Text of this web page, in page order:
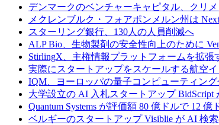
デンマークのベンチャーキャピタル、クリ
メクレンブルク・フォアポンメルン州は
スターリング銀行、130人の人員削減へ
ALP Bio、生物製剤の安全性向上のために
StirlingX、主権情報プラットフォームを拡
実際にスタートアップをスケールする航空
IQM、ヨーロッパの量子コンピューティン
大学設立の AI 入札スタートアップ
Quantum Systems が評価額 80 億ドルで 12 億
ベルギーのスタートアップ Visiblie が AI 検